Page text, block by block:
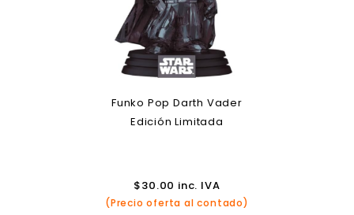
Funko Pop Darth Vader
Edición Limitada
$30.00 inc. IVA
(Precio oferta al contado)